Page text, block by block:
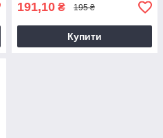
191,10 ₴ 195 ₴
Купити